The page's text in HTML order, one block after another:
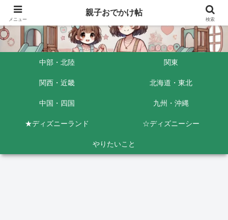
中部・北陸 関東
関西・近畿 北海道・東北
中国・四国 九州・沖縄
★ディズニーランド ☆ディズニーシー
やりたいこと
メニュー
親子おでかけ帖
検索